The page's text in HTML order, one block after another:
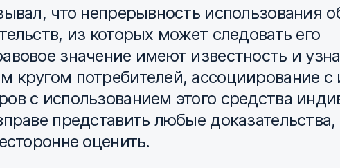
что непрерывность использования
из которых может следовать его
значение имеют известность и
кругом потребителей, ассоциирование с
с использованием этого средства
представить любые доказательства,
оценить.